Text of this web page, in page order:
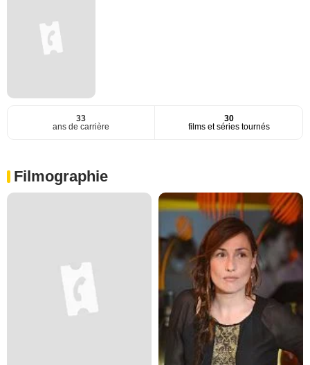
33
ans de carrière
30
films et séries tournés
Filmographie